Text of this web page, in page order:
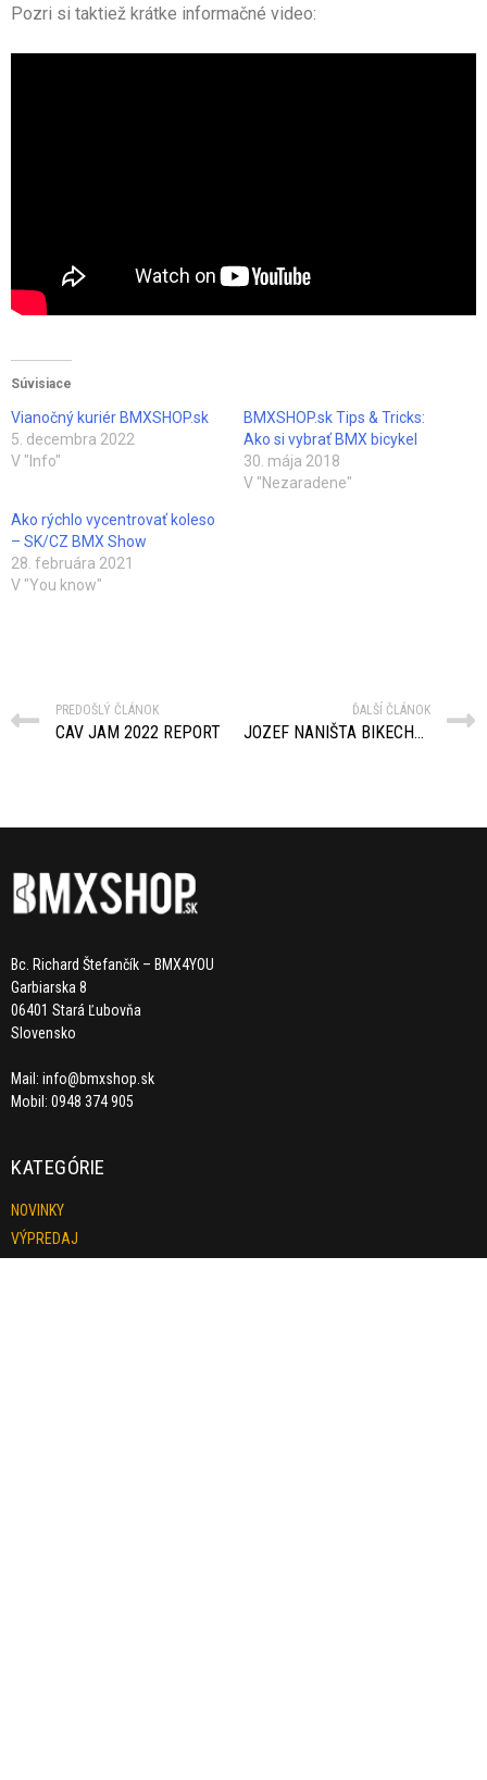
Pozri si taktiež krátke informačné video:
Súvisiace
Vianočný kuriér BMXSHOP.sk
5. decembra 2022
V "Info"
BMXSHOP.sk Tips & Tricks:
Ako si vybrať BMX bicykel
30. mája 2018
V "Nezaradene"
Ako rýchlo vycentrovať koleso
– SK/CZ BMX Show
28. februára 2021
V "You know"
PREDOŠLÝ ČLÁNOK
CAV JAM 2022 REPORT
ĎALŠÍ ČLÁNOK
JOZEF NANIŠTA BIKECHECK 2022
Bc. Richard Štefančík – BMX4YOU
Garbiarska 8
06401 Stará Ľubovňa
Slovensko
Mail: info@bmxshop.sk
Mobil: 0948 374 905
KATEGÓRIE
NOVINKY
VÝPREDAJ